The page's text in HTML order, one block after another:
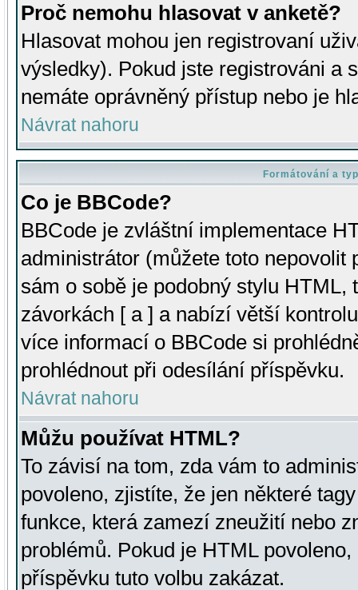
Proč nemohu hlasovat v anketě?
Hlasovat mohou jen registrovaní
výsledky). Pokud jste registrováni a
nemáte oprávněný přístup nebo je
Návrat nahoru
Formátování a
Co je BBCode?
BBCode je zvláštní implementace
administrátor (můžete toto
sám o sobě je podobný stylu HTML,
závorkách [ a ] a nabízí větší
více informací o BBCode si
prohlédnout při odesílání příspěvku.
Návrat nahoru
Můžu používat HTML?
To závisí na tom, zda vám to
povoleno, zjistíte, že jen některé
funkce, která zamezí zneužití nebo
problémů. Pokud je HTML
příspěvku tuto volbu zakázat.